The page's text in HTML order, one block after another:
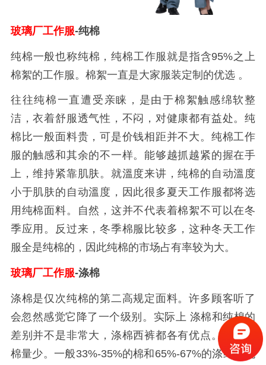
玻璃厂工作服-纯棉
纯棉一般也称纯棉，纯棉工作服就是指含95%之上
棉絮的工作服。棉絮一直是大家服装定制的优选 。
往往纯棉一直遭受亲睐，是由于棉絮触感绵软整
洁，衣着舒服透气性，不闷，对健康都有益处。纯
棉比一般面料贵，可是价钱相距并不大。纯棉工作
服的触感和其余的不一样。能够越抓越紧的握在手
上，维持紧靠肌肤。就溫度来讲，纯棉的自动溫度
小于肌肤的自动溫度，因此很多夏天工作服都将选
用纯棉面料。自然，这并不代表着棉絮不可以在冬
季应用。反过来，冬季棉服比较多，这种冬天工作
服全是纯棉的，因此纯棉的市场占有率较为大。
玻璃厂工作服-涤棉
涤棉是仅次纯棉的第二高规定面料。许多顾客听了
会忽然感觉它降了一个级别。实际上 涤棉和纯棉的
差别并不是非常大，涤棉西裤都各有优点。涤棉含
棉量少。一般33%-35%的棉和65%-67%的涤纶布混